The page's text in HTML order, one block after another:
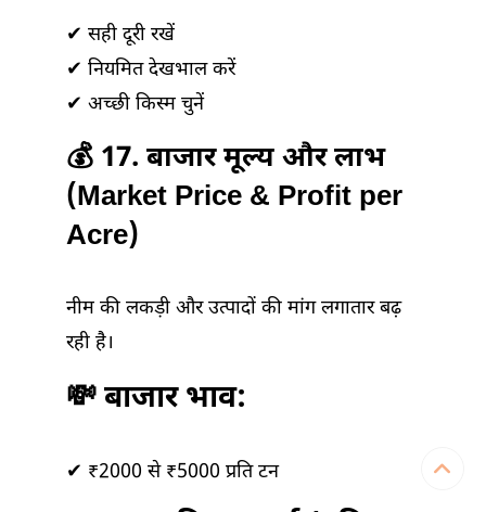
✔ सही दूरी रखें
✔ नियमित देखभाल करें
✔ अच्छी किस्म चुनें
💰 17. बाजार मूल्य और लाभ
(Market Price & Profit per
Acre)
नीम की लकड़ी और उत्पादों की मांग लगातार बढ़
रही है।
💸 बाजार भाव:
✔ ₹2000 से ₹5000 प्रति टन